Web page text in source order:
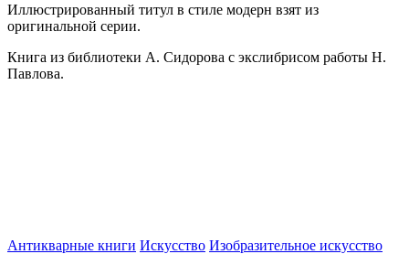
Иллюстрированный титул в стиле модерн взят из
оригинальной серии.
Книга из библиотеки А. Сидорова с экслибрисом работы Н.
Павлова.
Антикварные книги Искусство Изобразительное искусство